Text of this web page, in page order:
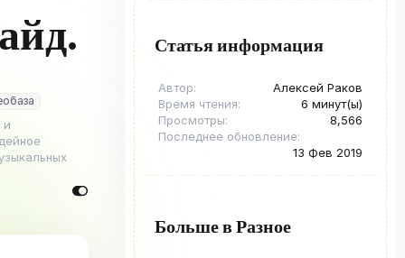
и
Статья информация
Автор
Алексей Раков
Время чтения
6 минут(ы)
Просмотры
8,566
Последнее обновление
13 Фев 2019
Больше в Разное